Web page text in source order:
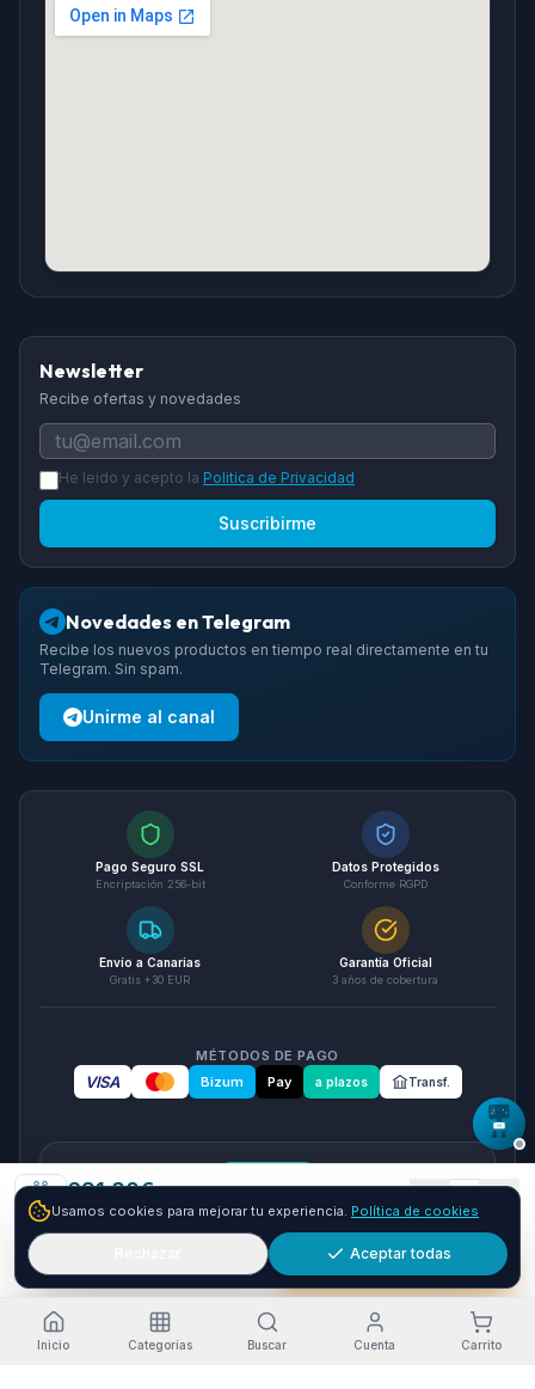
631.80€
Envío GRATIS 24-48h
Comprar ya
Newsletter
Recibe ofertas y novedades
He leido y acepto la Politica de Privacidad
Suscribirme
Novedades en Telegram
Recibe los nuevos productos en tiempo real directamente en tu
Telegram. Sin spam.
Unirme al canal
Pago Seguro SSL
Encriptación 256-bit
Datos Protegidos
Conforme RGPD
Envío a Canarias
Gratis +30 EUR
Garantía Oficial
3 años de cobertura
MÉTODOS DE PAGO
VISA Bizum Pay a plazos Transf.
seQura
Paga a plazos con seQura
Fracciona tu compra en 3, 6 o 12 plazos. Financiacion sujeta
a aprobacion por seQura. Sin papeleo y con respuesta
inmediata.
Como funciona
Usamos cookies para mejorar tu experiencia. Política de cookies
Aceptar todas
Inicio Categorías Buscar Cuenta Carrito